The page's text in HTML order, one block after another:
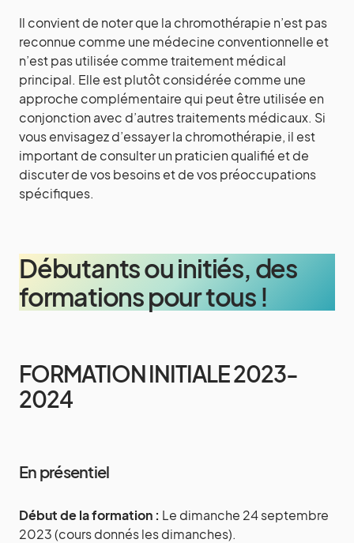
Il convient de noter que la chromothérapie n’est pas
reconnue comme une médecine conventionnelle et
n’est pas utilisée comme traitement médical
principal. Elle est plutôt considérée comme une
approche complémentaire qui peut être utilisée en
conjonction avec d’autres traitements médicaux. Si
vous envisagez d’essayer la chromothérapie, il est
important de consulter un praticien qualifié et de
discuter de vos besoins et de vos préoccupations
spécifiques.
Débutants ou initiés, des
formations pour tous !
FORMATION INITIALE 2023-
2024
En présentiel
Début de la formation : Le dimanche 24 septembre
2023 (cours donnés les dimanches).